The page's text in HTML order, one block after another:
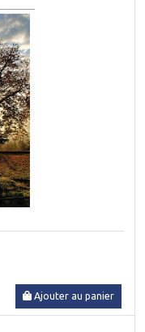
Ajouter au panier